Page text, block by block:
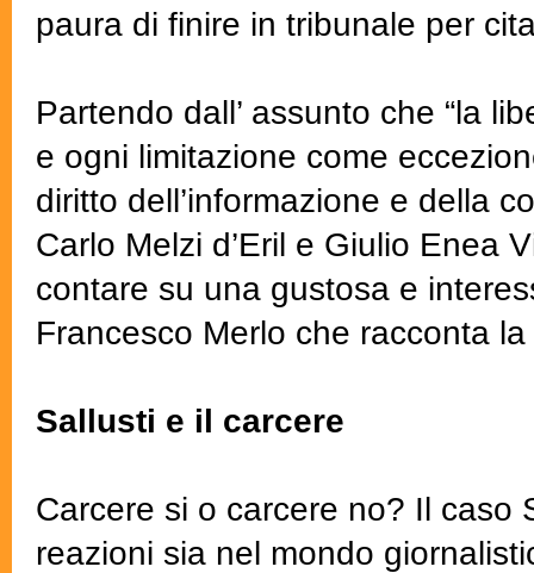
paura di finire in tribunale per
Partendo dall’ assunto che “la
e ogni limitazione come
diritto dell’informazione e della
Carlo Melzi d’Eril e Giulio Enea
contare su una gustosa e
Francesco Merlo che racconta
Sallusti e il carcere
Carcere si o carcere no? Il caso
reazioni sia nel mondo